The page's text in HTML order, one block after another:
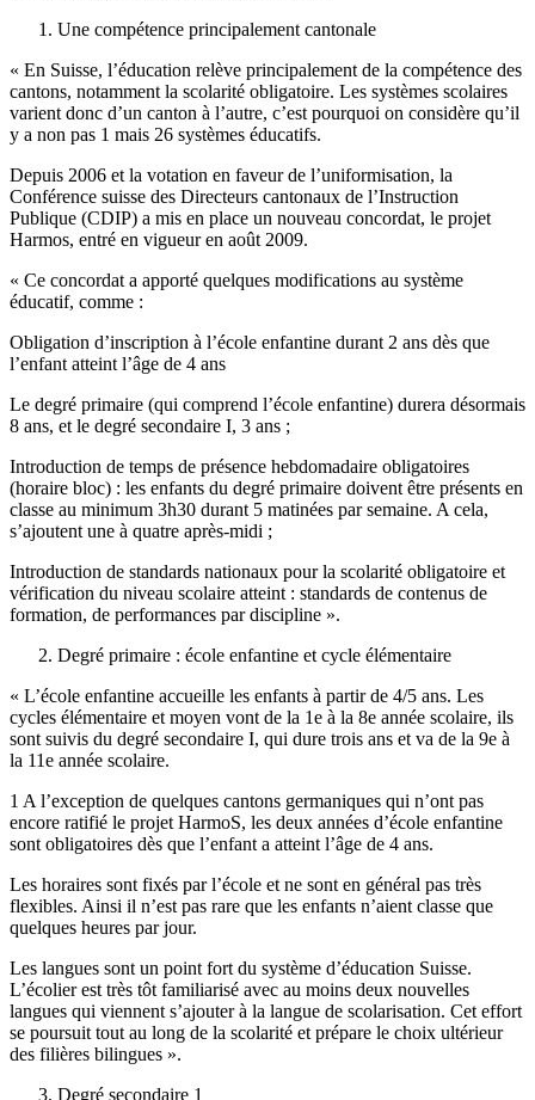
Une compétence principalement cantonale
« En Suisse, l’éducation relève principalement de la compétence des
cantons, notamment la scolarité obligatoire. Les systèmes scolaires
varient donc d’un canton à l’autre, c’est pourquoi on considère qu’il
y a non pas 1 mais 26 systèmes éducatifs.
Depuis 2006 et la votation en faveur de l’uniformisation, la
Conférence suisse des Directeurs cantonaux de l’Instruction
Publique (CDIP) a mis en place un nouveau concordat, le projet
Harmos, entré en vigueur en août 2009.
« Ce concordat a apporté quelques modifications au système
éducatif, comme :
Obligation d’inscription à l’école enfantine durant 2 ans dès que
l’enfant atteint l’âge de 4 ans
Le degré primaire (qui comprend l’école enfantine) durera désormais
8 ans, et le degré secondaire I, 3 ans ;
Introduction de temps de présence hebdomadaire obligatoires
(horaire bloc) : les enfants du degré primaire doivent être présents en
classe au minimum 3h30 durant 5 matinées par semaine. A cela,
s’ajoutent une à quatre après-midi ;
Introduction de standards nationaux pour la scolarité obligatoire et
vérification du niveau scolaire atteint : standards de contenus de
formation, de performances par discipline ».
Degré primaire : école enfantine et cycle élémentaire
« L’école enfantine accueille les enfants à partir de 4/5 ans. Les
cycles élémentaire et moyen vont de la 1e à la 8e année scolaire, ils
sont suivis du degré secondaire I, qui dure trois ans et va de la 9e à
la 11e année scolaire.
1 A l’exception de quelques cantons germaniques qui n’ont pas
encore ratifié le projet HarmoS, les deux années d’école enfantine
sont obligatoires dès que l’enfant a atteint l’âge de 4 ans.
Les horaires sont fixés par l’école et ne sont en général pas très
flexibles. Ainsi il n’est pas rare que les enfants n’aient classe que
quelques heures par jour.
Les langues sont un point fort du système d’éducation Suisse.
L’écolier est très tôt familiarisé avec au moins deux nouvelles
langues qui viennent s’ajouter à la langue de scolarisation. Cet effort
se poursuit tout au long de la scolarité et prépare le choix ultérieur
des filières bilingues ».
Degré secondaire 1